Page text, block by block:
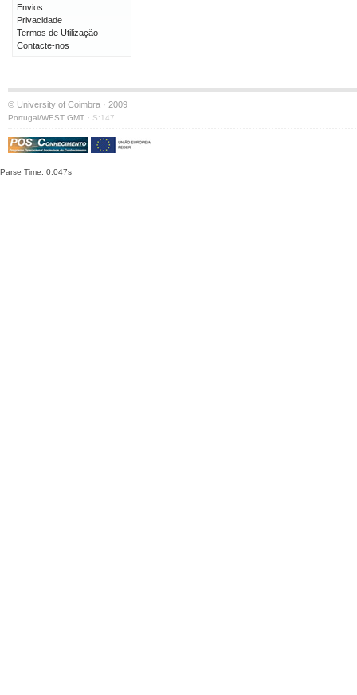
Envios
Privacidade
Termos de Utilização
Contacte-nos
© University of Coimbra · 2009
Portugal/WEST GMT · S:147
Parse Time: 0.047s